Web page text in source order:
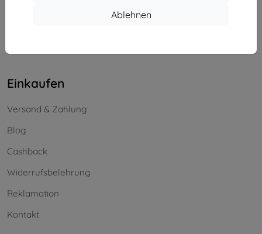
Ablehnen
Einkaufen
Versand & Zahlung
Blog
Cashback
Widerrufsbelehrung
Reklamation
Kontakt